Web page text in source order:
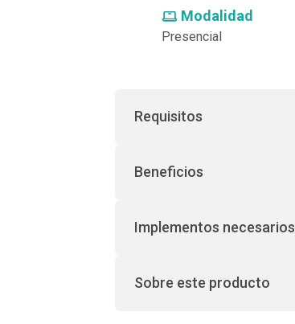
Modalidad
Presencial
Requisitos
Beneficios
Implementos necesarios
Sobre este producto